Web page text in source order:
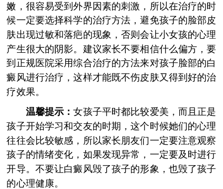
嫩，很容易受到外界因素的刺激，所以在治疗的时
候一定要选择科学的治疗方法，避免孩子的脸部皮
肤出现过敏和落疤的现象，否则会让小女孩的心理
产生很大的阴影。建议家长不要相信什么偏方，要
到正规医院采用综合治疗的方法来对孩子脸部的白
癜风进行治疗，这样才能既不伤皮肤又得到好的治
疗效果。
温馨提示：女孩子平时都比较爱美，而且正是
孩子开始学习和交友的时期，这个时候她们的心理
往往会比较敏感，所以家长朋友们一定要注意观察
孩子的情绪变化，如果发现异常，一定要及时进行
开导。不要让白癜风毁了孩子的形象，也毁了孩子
的心理健康。